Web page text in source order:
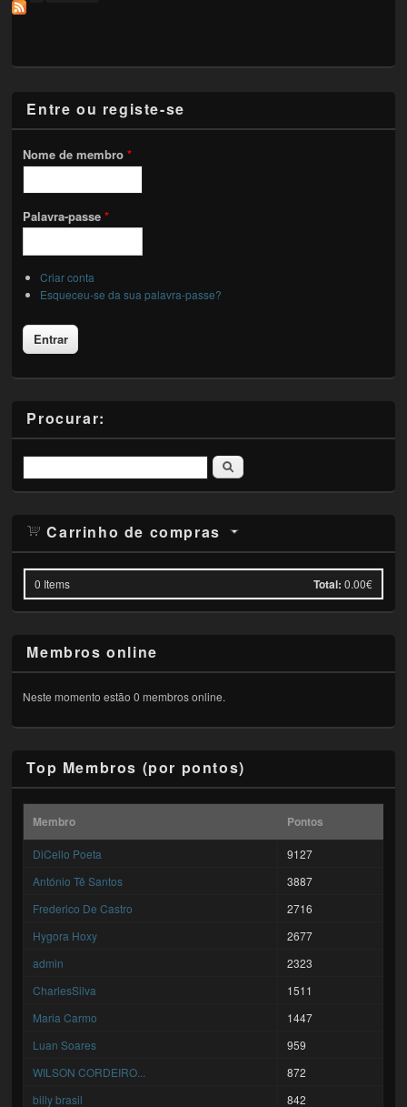
Entre ou registe-se
Nome de membro*
Palavra-passe*
Criar conta
Esqueceu-se da sua palavra-passe?
Procurar:
Pesquisar
Carrinho de compras
0 Items Total: 0.00€
Membros online
Neste momento estão 0 membros online.
Top Membros (por pontos)
Membro Pontos
DiCello Poeta
9127
António Tê Santos
3887
Frederico De Castro
2716
Hygora Hoxy
2677
admin
2323
CharlesSilva
1511
Maria Carmo
1447
Luan Soares
959
WILSON CORDEIRO...
872
billy brasil
842